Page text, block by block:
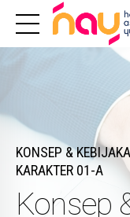
KONSEP &
KARAKTER 01-A
Konsep